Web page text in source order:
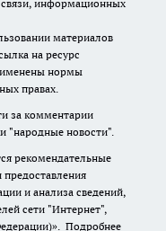
информационных
материалов
на ресурс
нормы
правах.
за комментарии
"народные новости".
рекомендательные
и анализа сведений,
сети "Интернет",
Подробнее